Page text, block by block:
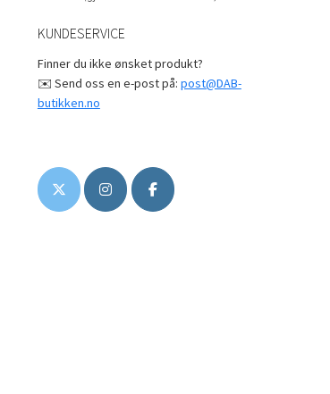
KUNDESERVICE
Finner du ikke ønsket produkt?
✉️ Send oss en e-post på: post@DAB-
butikken.no